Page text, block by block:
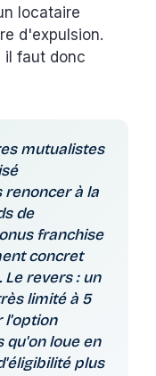
locataire
d'expulsion.
il faut donc
mutualistes
renoncer à la
de
franchise
concret
revers : un
limité à 5
l'option
qu'on loue en
plus